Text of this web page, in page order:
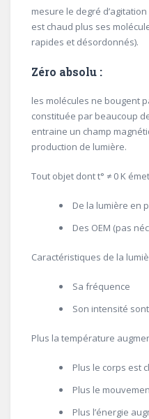
mesure le degré
est chaud plus ses
rapides et désordonnés).
Zéro absolu :
les molécules ne bougent
constituée par beaucoup
entraine un champ
production de lumière.
Tout objet dont t° ≠ 0 K
De la lumière en
Des OEM (pas
Caractéristiques de la
Sa fréquence
Son intensité
Plus la température
Plus le corps est
Plus le
Plus l’énergie